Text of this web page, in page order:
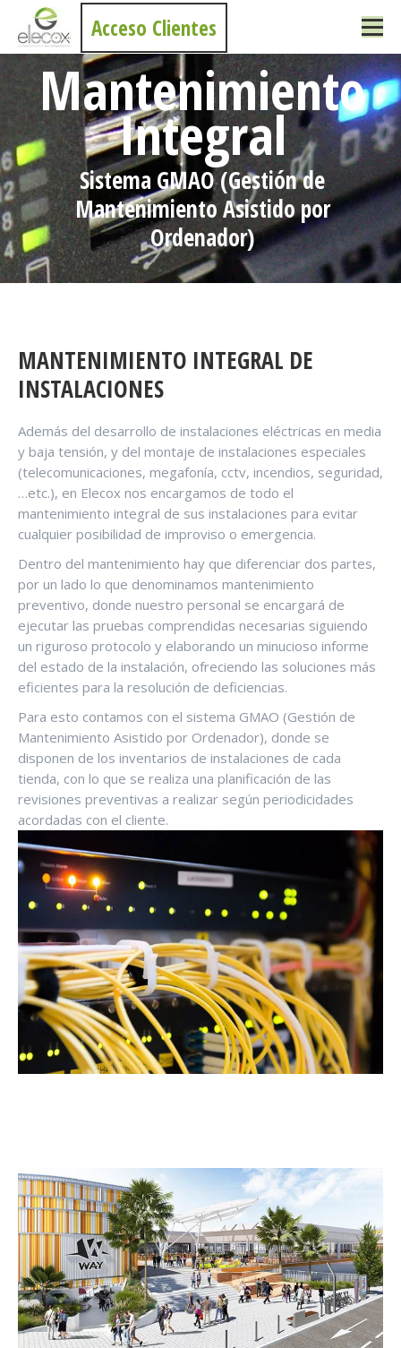
Acceso Clientes
Mantenimiento
Integral
Sistema GMAO (Gestión de
Mantenimiento Asistido por
Ordenador)
MANTENIMIENTO INTEGRAL DE
INSTALACIONES
Además del desarrollo de instalaciones eléctricas en media
y baja tensión, y del montaje de instalaciones especiales
(telecomunicaciones, megafonía, cctv, incendios, seguridad,
…etc.), en Elecox nos encargamos de todo el
mantenimiento integral de sus instalaciones para evitar
cualquier posibilidad de improviso o emergencia.
Dentro del mantenimiento hay que diferenciar dos partes,
por un lado lo que denominamos mantenimiento
preventivo, donde nuestro personal se encargará de
ejecutar las pruebas comprendidas necesarias siguiendo
un riguroso protocolo y elaborando un minucioso informe
del estado de la instalación, ofreciendo las soluciones más
eficientes para la resolución de deficiencias.
Para esto contamos con el sistema GMAO (Gestión de
Mantenimiento Asistido por Ordenador), donde se
disponen de los inventarios de instalaciones de cada
tienda, con lo que se realiza una planificación de las
revisiones preventivas a realizar según periodicidades
acordadas con el cliente.